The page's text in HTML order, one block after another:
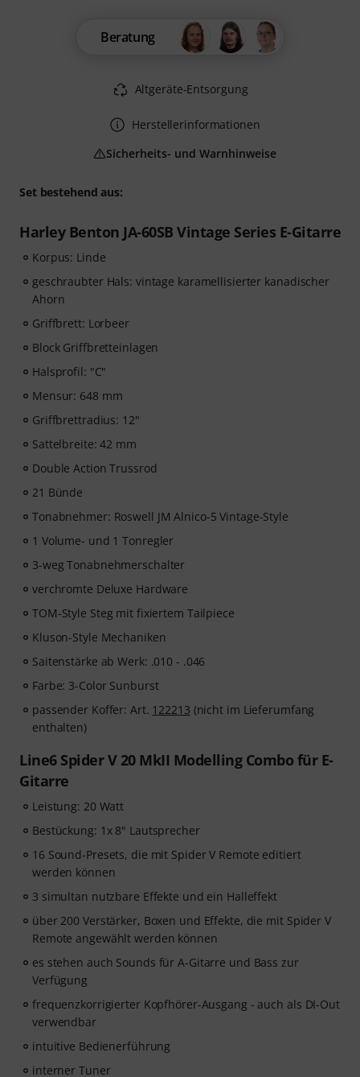
Set bestehend aus:
Harley Benton JA-60SB Vintage Series E-Gitarre
Korpus: Linde
geschraubter Hals: vintage karamellisierter kanadischer
Ahorn
Griffbrett: Lorbeer
Block Griffbretteinlagen
Halsprofil: "C"
Mensur: 648 mm
Griffbrettradius: 12"
Sattelbreite: 42 mm
Double Action Trussrod
21 Bünde
Tonabnehmer: Roswell JM Alnico-5 Vintage-Style
1 Volume- und 1 Tonregler
3-weg Tonabnehmerschalter
verchromte Deluxe Hardware
TOM-Style Steg mit fixiertem Tailpiece
Kluson-Style Mechaniken
Saitenstärke ab Werk: .010 - .046
Farbe: 3-Color Sunburst
passender Koffer: Art. 122213 (nicht im Lieferumfang
enthalten)
Line6 Spider V 20 MkII Modelling Combo für E-
Gitarre
Leistung: 20 Watt
Bestückung: 1x 8" Lautsprecher
16 Sound-Presets, die mit Spider V Remote editiert
werden können
3 simultan nutzbare Effekte und ein Halleffekt
über 200 Verstärker, Boxen und Effekte, die mit Spider V
Remote angewählt werden können
es stehen auch Sounds für A-Gitarre und Bass zur
Verfügung
frequenzkorrigierter Kopfhörer-Ausgang - auch als DI-Out
verwendbar
intuitive Bedienerführung
interner Tuner
Beratung
Altgeräte-Entsorgung
Herstellerinformationen
Sicherheits- und Warnhinweise